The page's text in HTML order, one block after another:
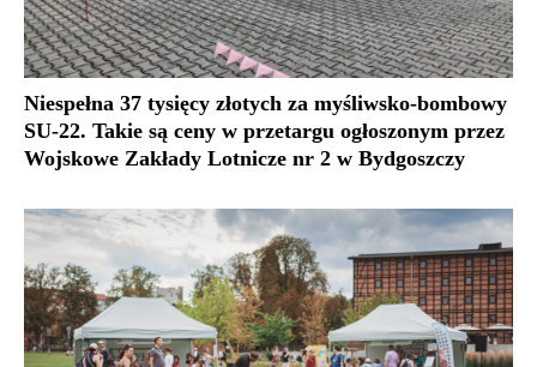
Niespełna 37 tysięcy złotych za myśliwsko-bombowy
SU-22. Takie są ceny w przetargu ogłoszonym przez
Wojskowe Zakłady Lotnicze nr 2 w Bydgoszczy